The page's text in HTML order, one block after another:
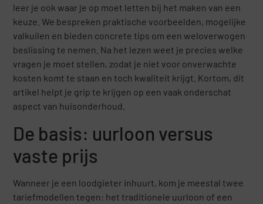
leer je ook waar je op moet letten bij het maken van een
keuze. We bespreken praktische voorbeelden, mogelijke
valkuilen en bieden concrete tips om een weloverwogen
beslissing te nemen. Na het lezen weet je precies welke
vragen je moet stellen, zodat je niet voor onverwachte
kosten komt te staan en toch kwaliteit krijgt. Kortom, dit
artikel helpt je grip te krijgen op een vaak onderschat
aspect van huisonderhoud.
De basis: uurloon versus
vaste prijs
Wanneer je een loodgieter inhuurt, kom je meestal twee
tariefmodellen tegen: het traditionele uurloon of een